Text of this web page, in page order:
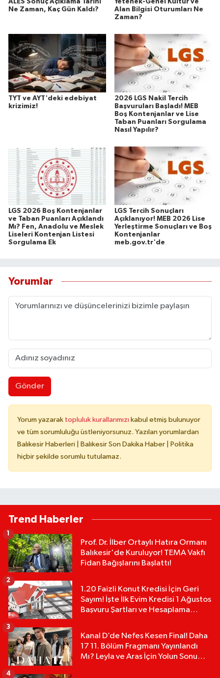
ALES Sonuç Açıklama Tarihi
Ne Zaman, Kaç Gün Kaldı?
Yetenek-Genel Kültür ve
Alan Bilgisi Oturumları Ne
Zaman?
TYT ve AYT'deki edebiyat
krizimiz!
2026 LGS Nakil Tercih
Başvuruları Başladı! MEB
Boş Kontenjanlar ve Lise
Taban Puanları Sorgulama
Nasıl Yapılır?
LGS 2026 Boş Kontenjanlar
ve Taban Puanları Açıklandı
Mı? Fen, Anadolu ve Meslek
Liseleri Kontenjan Listesi
Sorgulama Ek
LGS Tercih Sonuçları
Açıklanıyor! MEB 2026 Lise
Yerleştirme Sonuçları ve Boş
Kontenjanlar
meb.gov.tr'de
Yorumlar
Gönder
Yorum yazarak topluluk kurallarımızı kabul etmiş bulunuyor
ve tüm sorumluluğu üstleniyorsunuz. Yazılan yorumlardan
Balıkesir Haberleri | Balıkesir Son Dakika Haber | Politika
hiçbir şekilde sorumlu tutulamaz.
Trend Haberler
Prof. Dr. İlber Ortaylı Hatıra Ormanı
Balıkesir'de Kuruluyor! TEMA Vakfı
Fidan Bağışlarını Başlattı!
1
1.20 Faizli Konut Kredisi İçin Geri
Sayım! İşte İlk Evim Kredisi 1 Ağustos
Başvuru Şartları ve Hesaplama
2
Kanal D’de Nefes Kesen Final! Daha
17 11. Bölüm Fragmanı Yayınlandı
Mı? Leyla ve Aras İçin Yolun Sonu
3
4